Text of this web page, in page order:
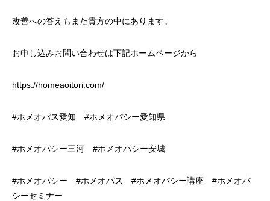
改善への答えもまた貴方の中にあります。
お申し込みお問い合わせは下記ホームページから
https://homeaoitori.com/
#ホメオパス愛知 #ホメオパシー愛知県
#ホメオパシー三河 #ホメオパシー安城
#ホメオパシー #ホメオパス #ホメオパシー講座
#ホメオパ
シーセミナー